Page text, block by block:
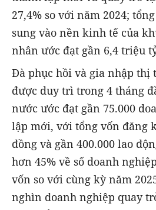
27,4% so với năm 2024;
sung vào nền kinh tế của
nhân ước đạt gần 6,4 triệu
Đà phục hồi và gia nhập thị
được duy trì trong 4 tháng
nước ước đạt gần 75.000
lập mới, với tổng vốn đăng
đồng và gần 400.000 lao
hơn 45% về số doanh
vốn so với cùng kỳ năm
nghìn doanh nghiệp quay